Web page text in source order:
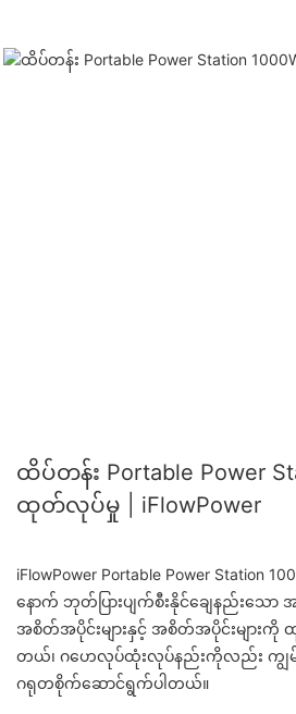
ထိပ်တန်း Portable Power
ထုတ်လုပ်မှု | iFlowPower
iFlowPower Portable Power Station
နောက် ဘုတ်ပြားပျက်စီးနိုင်ချေနည်းသေ
အစိတ်အပိုင်းများနှင့် အစိတ်အပိုင်းများ
တယ်၊ ဂဟေလုပ်ထုံးလုပ်နည်းကိုလည်း ကျွမ်
ဂရုတစိုက်ဆောင်ရွက်ပါတယ်။